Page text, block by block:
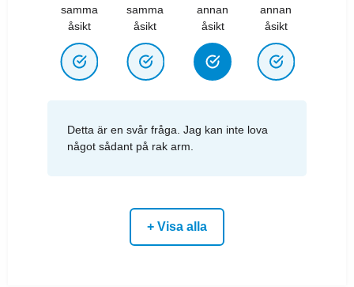
samma
åsikt
samma
åsikt
annan
åsikt
annan
åsikt
Detta är en svår fråga. Jag kan inte lova
något sådant på rak arm.
+ Visa alla